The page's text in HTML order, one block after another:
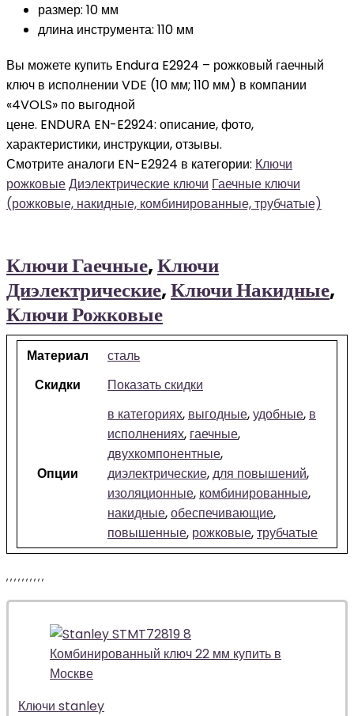
размер: 10 мм
длина инструмента: 110 мм
Вы можете купить Endura E2924 – рожковый гаечный
ключ в исполнении VDE (10 мм; 110 мм) в компании
«4VOLS» по выгодной
цене. ENDURA EN-E2924: описание, фото,
характеристики, инструкции, отзывы.
Смотрите аналоги EN-E2924 в категории: Ключи
рожковыеДиэлектрические ключи Гаечные ключи
(рожковые, накидные, комбинированные, трубчатые)
Ключи Гаечные,Ключи
Диэлектрические,Ключи Накидные,
Ключи Рожковые
Материал
сталь
Скидки
Показать скидки
Опции
в категориях, выгодные,удобные, в
исполнениях, гаечные,
двухкомпонентные,
диэлектрические,для повышений,
изоляционные, комбинированные,
накидные,обеспечивающие,
повышенные, рожковые,трубчатые
,,,,,,,,,,
Ключи stanley